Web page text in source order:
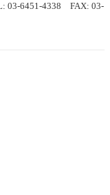
03-6451-4338 FAX: 03-